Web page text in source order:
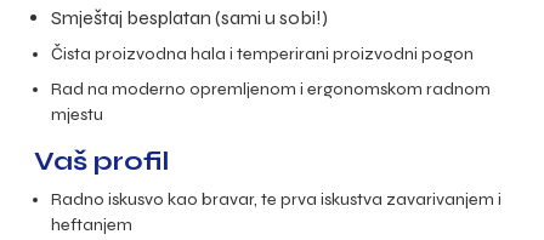
Smještaj besplatan (sami u sobi!)
Čista proizvodna hala i temperirani proizvodni pogon
Rad na moderno opremljenom i ergonomskom radnom
mjestu
Vaš profil
Radno iskusvo kao bravar, te prva iskustva zavarivanjem i
heftanjem